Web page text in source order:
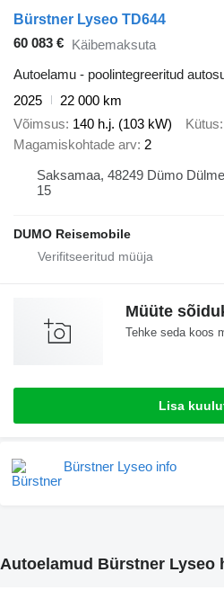
Bürstner Lyseo TD644
60 083 € Käibemaksuta
Autoelamu - poolintegreeritud
2025
22 000 km
Võimsus 140 h.j. (103 kW) Kütus
Magamiskohtade arv 2
Saksamaa, 48249 Dümo Dülmen (Hiddingsel) Graskamp
15
DUMO Reisemobile
Müüte
Tehke seda koos
Lisa
Bürstner Lyseo info
Autoelamud Bürstner Lyseo